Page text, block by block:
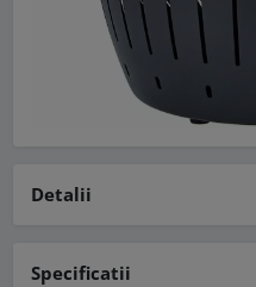
Detalii
Specificatii